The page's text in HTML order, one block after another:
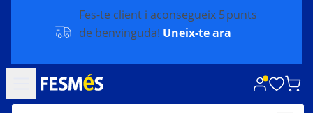
Fes-te client i aconsegueix 5 punts
de benvinguda! Uneix-te ara